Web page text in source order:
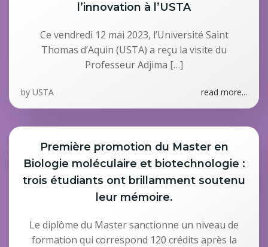
l’innovation à l’USTA
Ce vendredi 12 mai 2023, l’Université Saint
Thomas d’Aquin (USTA) a reçu la visite du
Professeur Adjima […]
by USTA read more...
Première promotion du Master en
Biologie moléculaire et biotechnologie :
trois étudiants ont brillamment soutenu
leur mémoire.
Le diplôme du Master sanctionne un niveau de
formation qui correspond 120 crédits après la